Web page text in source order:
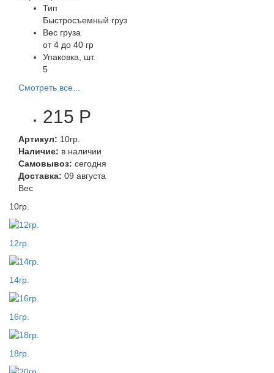
Тип
Быстросъемный груз
Вес груза
от 4 до 40 гр
Упаковка, шт.
5
Смотреть все...
215 Р
Артикул: 10гр.
Наличие: в наличии
Самовывоз: сегодня
Доставка: 09 августа
Вес
10гр.
12гр.
14гр.
16гр.
18гр.